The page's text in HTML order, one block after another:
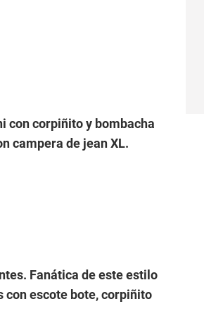
con corpiñito y bombacha
campera de jean XL.
Fanática de este estilo
con escote bote, corpiñito